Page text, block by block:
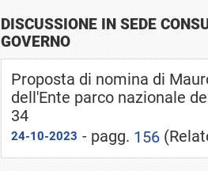
DISCUSSIONE IN SEDE
GOVERNO
Proposta di nomina di
dell'Ente parco nazionale
34
24-10-2023 - pagg. 156